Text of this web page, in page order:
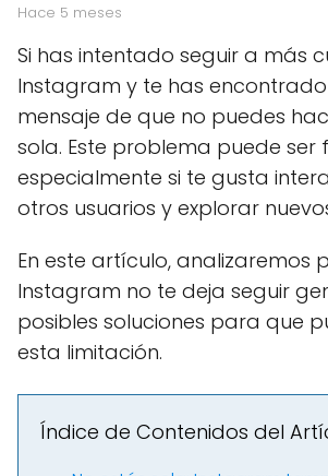
hace 5 meses
Si has intentado seguir a más
Instagram y te has
mensaje de que no puedes
sola. Este problema puede ser
especialmente si te gusta
otros usuarios y explorar
En este artículo, analizaremos
Instagram no te deja seguir
posibles soluciones para que
esta limitación.
Índice de Contenidos del